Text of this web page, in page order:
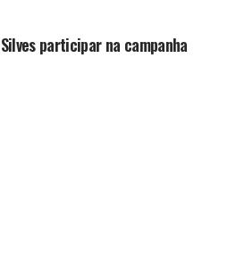
participar na campanha